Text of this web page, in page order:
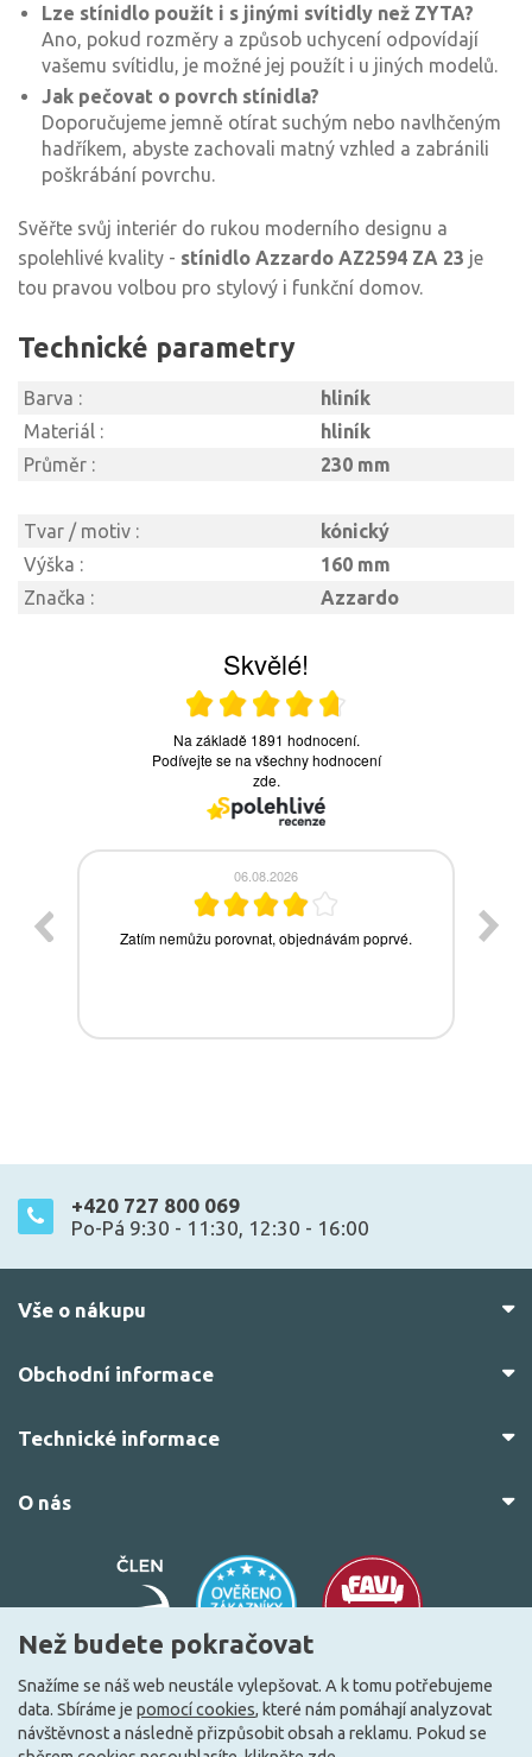
Lze stínidlo použít i s jinými svítidly než ZYTA?
Ano, pokud rozměry a způsob uchycení odpovídají
vašemu svítidlu, je možné jej použít i u jiných modelů.
Jak pečovat o povrch stínidla?
Doporučujeme jemně otírat suchým nebo navlhčeným
hadříkem, abyste zachovali matný vzhled a zabránili
poškrábání povrchu.
Svěřte svůj interiér do rukou moderního designu a
spolehlivé kvality - stínidlo Azzardo AZ2594 ZA 23 je
tou pravou volbou pro stylový i funkční domov.
Technické parametry
Barva :
hliník
Materiál :
hliník
Průměr :
230 mm
Tvar / motiv :
kónický
Výška :
160 mm
Značka :
Azzardo
+420 727 800 069
Po-Pá 9:30 - 11:30, 12:30 - 16:00
Vše o nákupu
Obchodní informace
Technické informace
O nás
© 2010–2026 Všechna práva vyhrazena. žárovky.cz
Než budete pokračovat
Snažíme se náš web neustále vylepšovat. A k tomu potřebujeme
data. Sbíráme je pomocí cookies, které nám pomáhají analyzovat
návštěvnost a následně přizpůsobit obsah a reklamu. Pokud se